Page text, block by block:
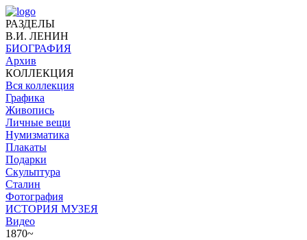
РАЗДЕЛЫ
В.И. ЛЕНИН
БИОГРАФИЯ
Архив
КОЛЛЕКЦИЯ
Вся коллекция
Графика
Живопись
Личные вещи
Нумизматика
Плакаты
Подарки
Скульптура
Сталин
Фотография
ИСТОРИЯ МУЗЕЯ
Видео
1870~